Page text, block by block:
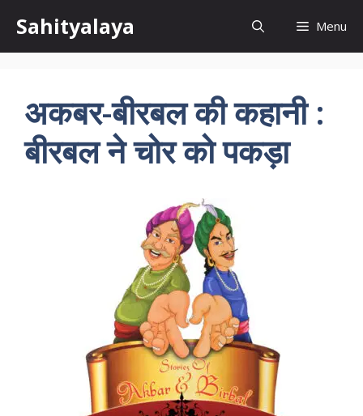
content
Sahityalaya Menu
अकबर-बीरबल की कहानी :
बीरबल ने चोर को पकड़ा